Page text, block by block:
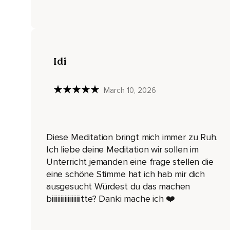
Und überall um dich herum siehst du Bäume und bunte
Und während du hier ruhig und zufrieden sitzt,
Siehst du auf einmal,
Dass hinter einem Baum ein weißes Fellknäuel mit großen
Beim näheren Hinschauen erkennst du,
Idi
March 10, 2026
Diese Meditation bringt mich immer zu Ruh.
Ich liebe deine Meditation wir sollen im
Unterricht jemanden eine frage stellen die
eine schöne Stimme hat ich hab mir dich
ausgesucht Würdest du das machen
biiiiiiiiiiiiiiiiiiiitte? Danki mache ich ❤️